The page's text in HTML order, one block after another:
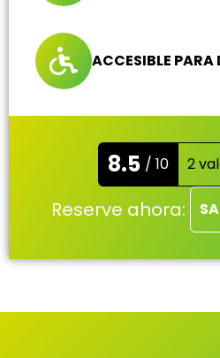
ACCESIBLE
8.5 / 10 2
Reserve ahora: